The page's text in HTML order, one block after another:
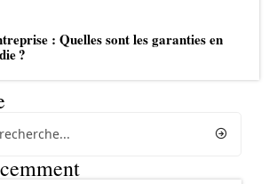
: Quelles sont les garanties en
?